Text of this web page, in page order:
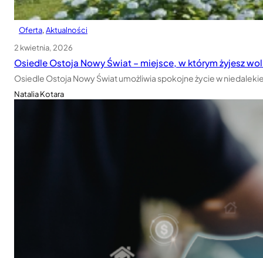
Oferta, Aktualności
2 kwietnia, 2026
Osiedle Ostoja Nowy Świat – miejsce, w którym żyjesz
Osiedle Ostoja Nowy Świat umożliwia spokojne życie w
Natalia Kotara